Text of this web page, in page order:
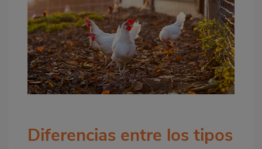
Diferencias entre los tipos